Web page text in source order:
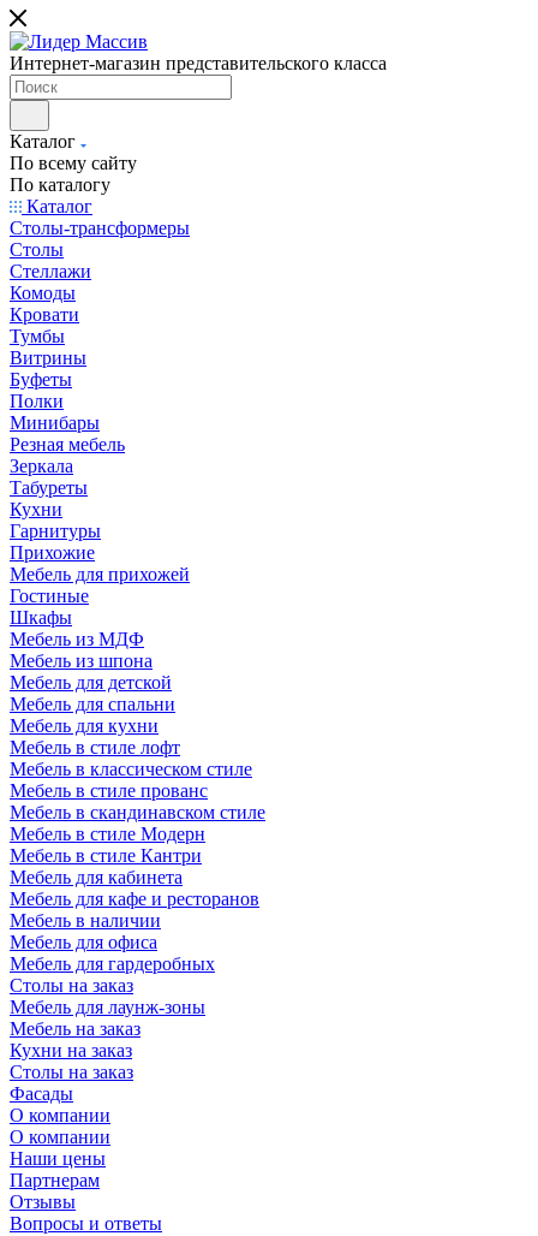
Интернет-магазин представительского класса
Каталог
По всему сайту
По каталогу
Каталог
Столы-трансформеры
Столы
Стеллажи
Комоды
Кровати
Тумбы
Витрины
Буфеты
Полки
Минибары
Резная мебель
Зеркала
Табуреты
Кухни
Гарнитуры
Прихожие
Мебель для прихожей
Гостиные
Шкафы
Мебель из МДФ
Мебель из шпона
Мебель для детской
Мебель для спальни
Мебель для кухни
Мебель в стиле лофт
Мебель в классическом стиле
Мебель в стиле прованс
Мебель в скандинавском стиле
Мебель в стиле Модерн
Мебель в стиле Кантри
Мебель для кабинета
Мебель для кафе и ресторанов
Мебель в наличии
Мебель для офиса
Мебель для гардеробных
Столы на заказ
Мебель для лаунж-зоны
Мебель на заказ
Кухни на заказ
Столы на заказ
Фасады
О компании
О компании
Наши цены
Партнерам
Отзывы
Вопросы и ответы